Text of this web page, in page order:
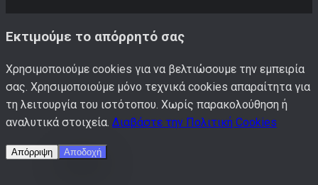
Εκτιμούμε το απόρρητό σας
Χρησιμοποιούμε cookies για να βελτιώσουμε την εμπειρία
σας. Χρησιμοποιούμε μόνο τεχνικά cookies απαραίτητα για
τη λειτουργία του ιστότοπου. Χωρίς παρακολούθηση ή
αναλυτικά στοιχεία. Διαβάστε την Πολιτική Cookies
Απόρριψη Αποδοχή